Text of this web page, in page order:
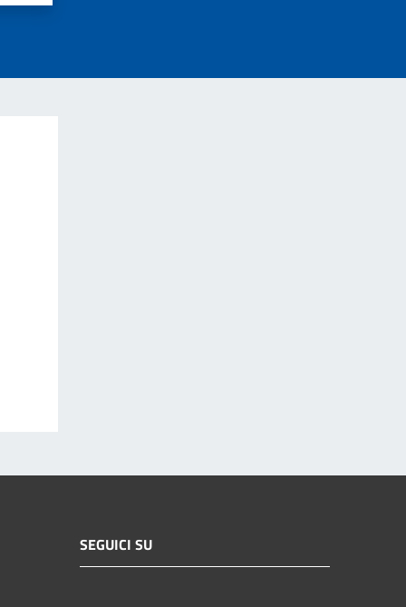
SEGUICI SU